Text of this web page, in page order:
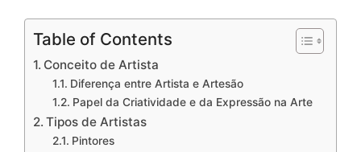
Table of Contents
Conceito de Artista
Diferença entre Artista e Artesão
Papel da Criatividade e da Expressão na Arte
Tipos de Artistas
Pintores